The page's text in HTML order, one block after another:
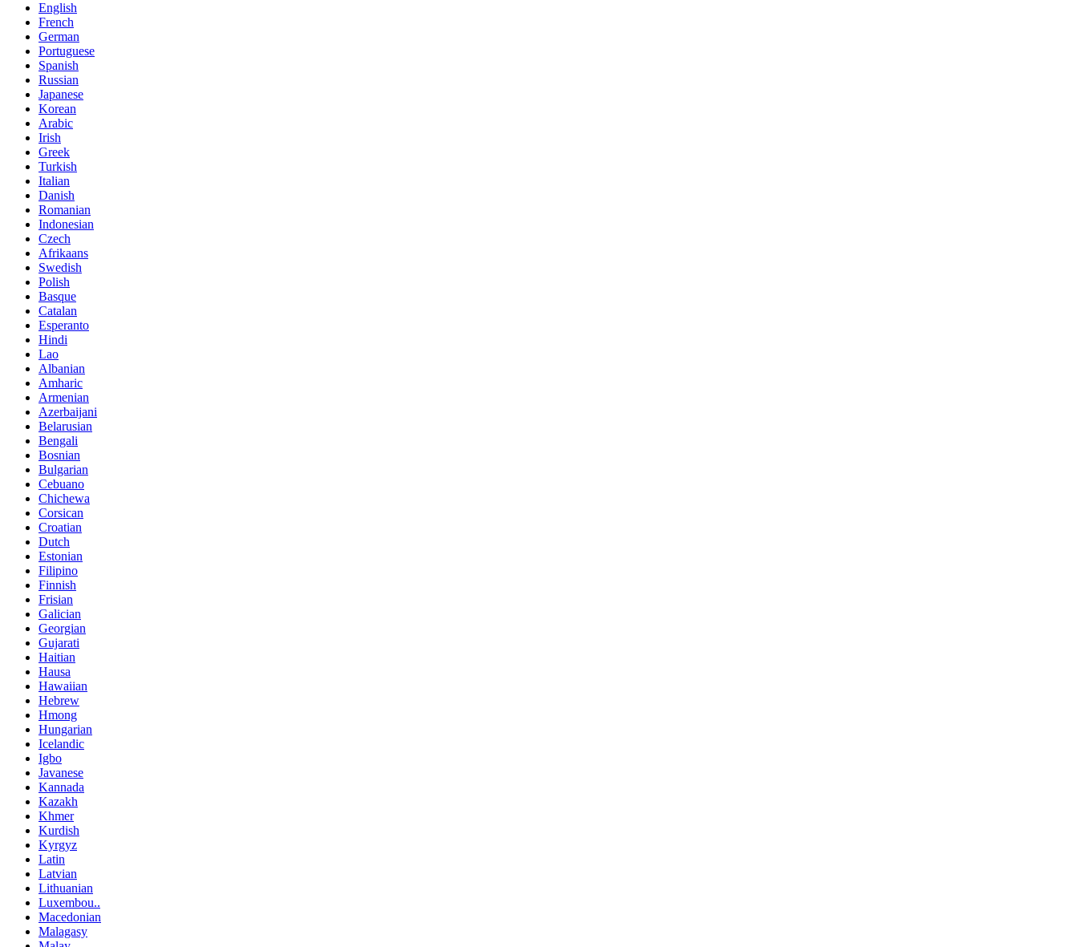
English
French
German
Portuguese
Spanish
Russian
Japanese
Korean
Arabic
Irish
Greek
Turkish
Italian
Danish
Romanian
Indonesian
Czech
Afrikaans
Swedish
Polish
Basque
Catalan
Esperanto
Hindi
Lao
Albanian
Amharic
Armenian
Azerbaijani
Belarusian
Bengali
Bosnian
Bulgarian
Cebuano
Chichewa
Corsican
Croatian
Dutch
Estonian
Filipino
Finnish
Frisian
Galician
Georgian
Gujarati
Haitian
Hausa
Hawaiian
Hebrew
Hmong
Hungarian
Icelandic
Igbo
Javanese
Kannada
Kazakh
Khmer
Kurdish
Kyrgyz
Latin
Latvian
Lithuanian
Luxembou..
Macedonian
Malagasy